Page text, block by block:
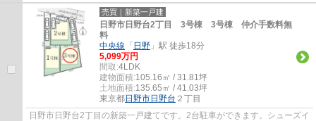
や浴室乾燥機等、設備も充実しています。日...
売買｜新築一戸建
日野市日野台2丁目 3号棟 3号棟 仲介手数料無
料
中央線 「 日野 」駅 徒歩18分
5,099万円
間取:4LDK
建物面積:105.16㎡ / 31.81坪
土地面積:135.65㎡ / 41.03坪
東京都日野市日野台 ２丁目
日野市日野台2丁目の新築一戸建てです。2台駐車ができます。シューズイ